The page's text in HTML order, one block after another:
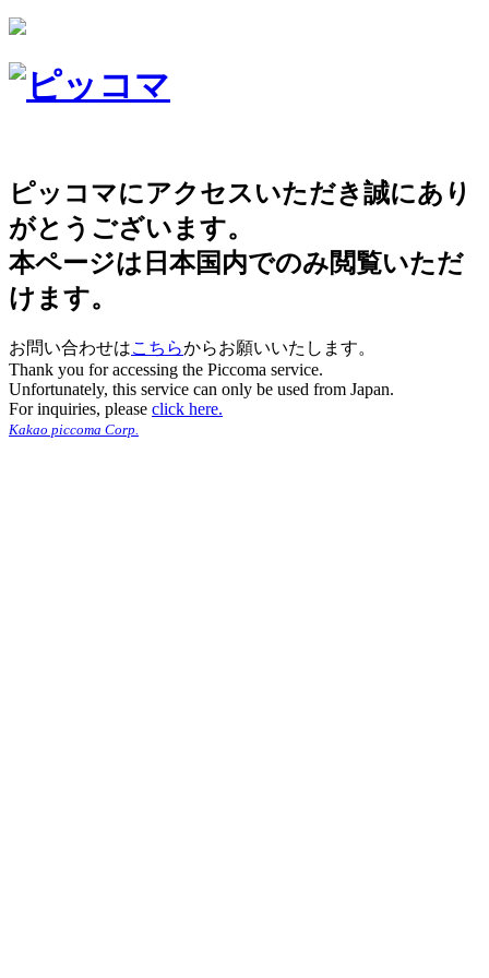
ピッコマにアクセスいただき誠にあり
がとうございます。
本ページは日本国内でのみ閲覧いただ
けます。
お問い合わせはこちらからお願いいたします。
Thank you for accessing the Piccoma service.
Unfortunately, this service can only be used from Japan.
For inquiries, please click here.
Kakao piccoma Corp.